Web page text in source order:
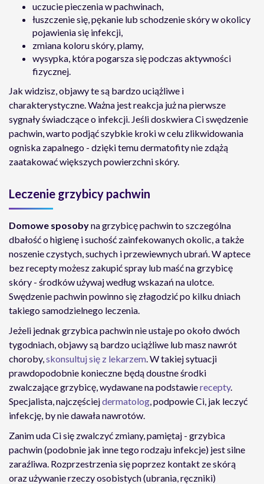
uczucie pieczenia w pachwinach,
łuszczenie się, pękanie lub schodzenie skóry w okolicy
pojawienia się infekcji,
zmiana koloru skóry, plamy,
wysypka, która pogarsza się podczas aktywności
fizycznej.
Jak widzisz, objawy te są bardzo uciążliwe i
charakterystyczne. Ważna jest reakcja już na pierwsze
sygnały świadczące o infekcji. Jeśli doskwiera Ci swędzenie
pachwin, warto podjąć szybkie kroki w celu zlikwidowania
ogniska zapalnego - dzięki temu dermatofity nie zdążą
zaatakować większych powierzchni skóry.
Leczenie grzybicy pachwin
Domowe sposobyna grzybicę pachwin to szczególna
dbałość o higienę i suchość zainfekowanych okolic, a także
noszenie czystych, suchych i przewiewnych ubrań. W aptece
bez recepty możesz zakupić spray lub maść na grzybicę
skóry - środków używaj według wskazań na ulotce.
Swędzenie pachwin powinno się złagodzić po kilku dniach
takiego samodzielnego leczenia.
Jeżeli jednak grzybica pachwin nie ustaje po około dwóch
tygodniach, objawy są bardzo uciążliwe lub masz nawrót
choroby,skonsultuj się z lekarzem. W takiej sytuacji
prawdopodobnie konieczne będą doustne środki
zwalczające grzybicę, wydawane na podstawierecepty.
Specjalista, najczęściejdermatolog, podpowie Ci, jak leczyć
infekcję, by nie dawała nawrotów.
Zanim uda Ci się zwalczyć zmiany, pamiętaj - grzybica
pachwin (podobnie jak inne tego rodzaju infekcje) jest silne
zaraźliwa. Rozprzestrzenia się poprzez kontakt ze skórą
oraz używanie rzeczy osobistych (ubrania, ręczniki)